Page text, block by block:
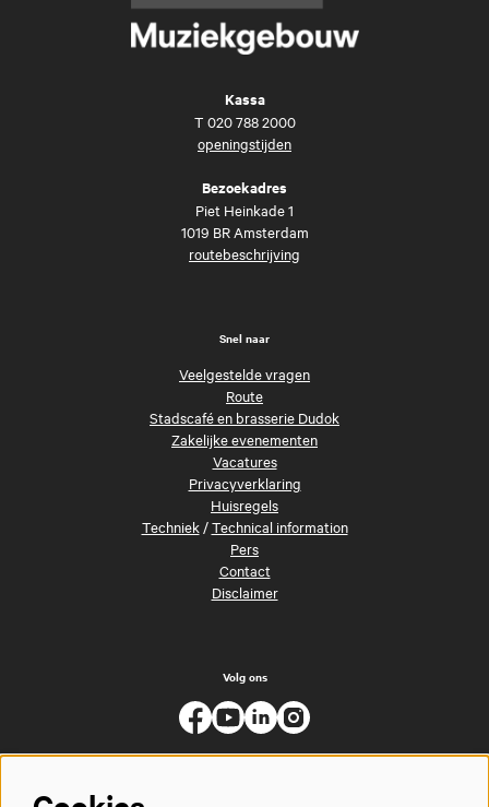
Kassa
T 020 788 2000
openingstijden
Bezoekadres
Piet Heinkade 1
1019 BR Amsterdam
routebeschrijving
Snel naar
Veelgestelde vragen
Route
Stadscafé en brasserie Dudok
Zakelijke evenementen
Vacatures
Privacyverklaring
Huisregels
Techniek/Technical information
Pers
Contact
Disclaimer
Volg ons